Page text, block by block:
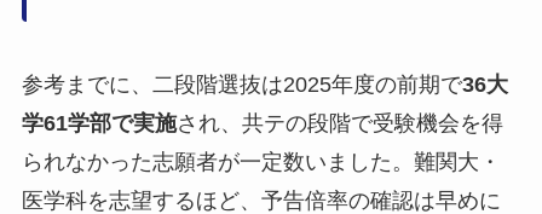
参考までに、二段階選抜は2025年度の前期で36大
学61学部で実施され、共テの段階で受験機会を得
られなかった志願者が一定数いました。難関大・
医学科を志望するほど、予告倍率の確認は早めに